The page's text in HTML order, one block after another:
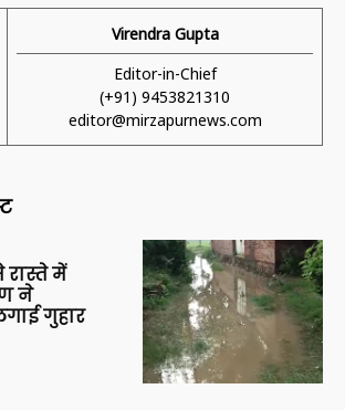
Virendra Gupta
Editor-in-Chief
(+91) 9453821310
editor@mirzapurnews.com
में
ने
गुहार